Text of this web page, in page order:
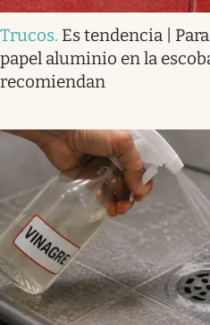
Trucos. Es tendencia |
papel aluminio en la
recomiendan